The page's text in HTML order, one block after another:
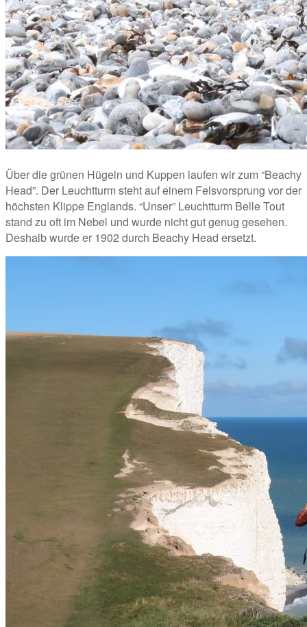
Über die grünen Hügeln und Kuppen laufen wir zum “Beachy
Head”. Der Leuchtturm steht auf einem Felsvorsprung vor der
höchsten Klippe Englands. “Unser” Leuchtturm Belle Tout
stand zu oft im Nebel und wurde nicht gut genug gesehen.
Deshalb wurde er 1902 durch Beachy Head ersetzt.